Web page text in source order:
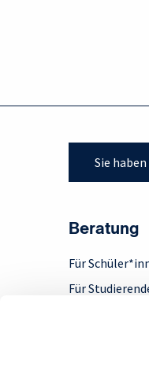
Sie
Beratung
Für
Für